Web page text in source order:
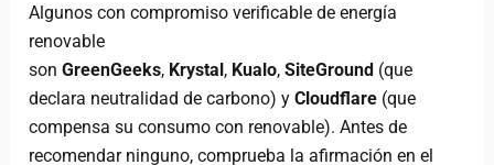
Algunos con compromiso verificable de energía
renovable
sonGreenGeeks, Krystal, Kualo,SiteGround (que
declara neutralidad de carbono) yCloudflare (que
compensa su consumo con renovable). Antes de
recomendar ninguno, comprueba la afirmación en el